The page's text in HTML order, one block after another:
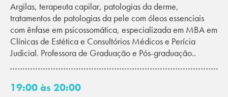
Argilas, terapeuta capilar, patologias da derme,
tratamentos de patologias da pele com óleos essenciais
com ênfase em psicossomática, especializada em MBA em
Clínicas de Estética e Consultórios Médicos e Perícia
Judicial. Professora de Graduação e Pós-graduação..
19:00 às 20:00